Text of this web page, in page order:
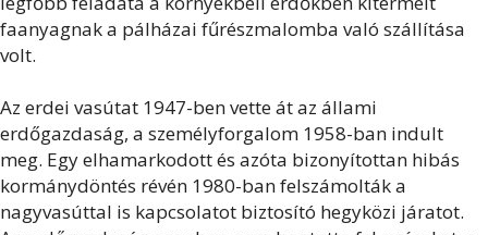
faanyagnak a pálházai fűrészmalomba való szállítása
volt.
Az erdei vasútat 1947-ben vette át az állami
erdőgazdaság, a személyforgalom 1958-ban indult
meg. Egy elhamarkodott és azóta bizonyítottan hibás
kormánydöntés révén 1980-ban felszámolták a
nagyvasúttal is kapcsolatot biztosító hegyközi járatot.